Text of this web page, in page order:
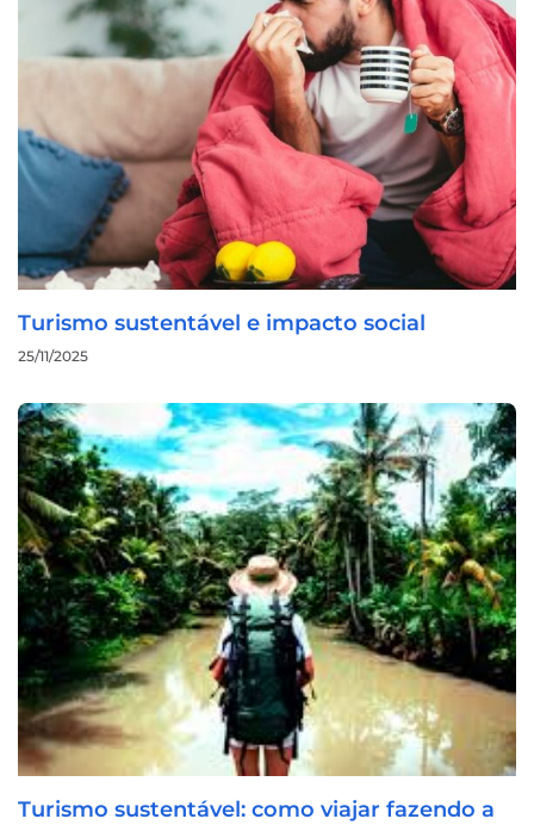
Turismo sustentável e impacto social
25/11/2025
Turismo sustentável: como viajar fazendo a